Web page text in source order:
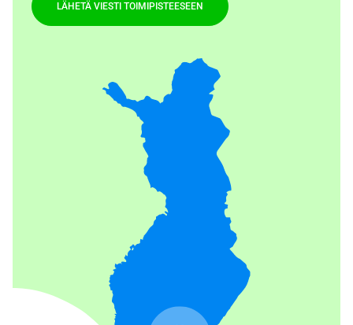
LÄHETÄ VIESTI TOIMIPISTEESEEN